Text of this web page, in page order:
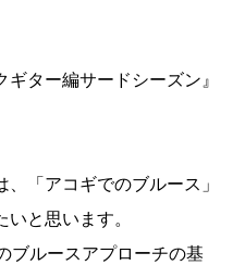
ター編サードシーズン』
「アコギでのブルース」
と思います。
ブルースアプローチの基